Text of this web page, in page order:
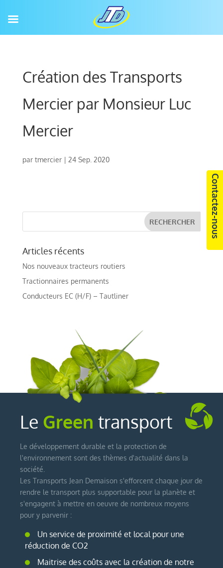
Création des Transports
Mercier par Monsieur Luc
Mercier
par tmercier| 24 Sep. 2020
Articles récents
Nos nouveaux tracteurs routiers
Tractionnaires permanents
Conducteurs EC (H/F) – Tautliner
Le Green transport
Le développement durable et la protection de
l'environnement sont des thèmes d'actualité dans la
société.
Les Transports Jean Demaison s'efforcent chaque jour de
rendre le transport plus supportable pour la planète et
s'engagent à mettre en oeuvre de nombreux moyens
pour y parvenir :
Un service de proximité et local pour une
réduction de CO2
Maitrise des coûts avec la création de notre
Contactez-nous